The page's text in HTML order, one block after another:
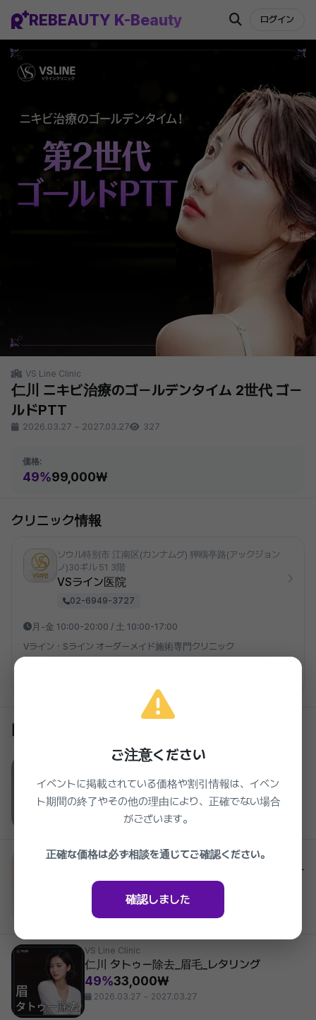
REBEAUTY K-Beauty ログイン
VS Line Clinic
仁川 ニキビ治療のゴールデンタイム 2世代 ゴー
ルドPTT
2026.03.27 ~ 2027.03.27 327
価格:
49%99,000₩
クリニック情報
ソウル特別市 江南区(カンナムグ) 狎鴎亭路(アックジョン
ノ)30ギル 51 3階
VSライン医院
02-6949-3727
月-金 10:00-20:00 / 土 10:00-17:00
Vライン・Sライン オーダーメイド施術専門クリニック
VS Line Clinic
一山 蝶々ゾーン（鼻頬） ピコフラクセル
48%33,000₩
2026.03.27 ~ 2027.03.27
VS Line Clinic
4世代 ララピール 顔、首、頭皮 LEDパッケー
ジ
77,000₩
2026.03.27 ~ 2027.03.27
VS Line Clinic
仁川 タトゥー除去_眉毛_レタリング
49%33,000₩
2026.03.27 ~ 2027.03.27
ご注意ください
イベントに掲載されている価格や割引情報は、イベン
ト期間の終了やその他の理由により、正確でない場合
がございます。
正確な価格は必ず相談を通じてご確認ください。
確認しました